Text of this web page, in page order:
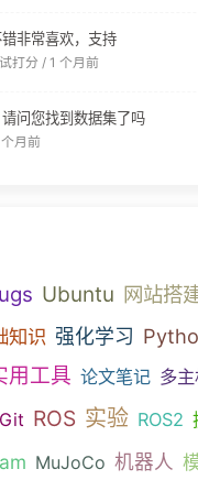
非常喜欢，支持
打分 / 1 个月前
问您找到数据集了吗
月前
Ubuntu 网站搭
知识 强化学习
用工具 论文笔记 多
Git ROS 实验 ROS2
MuJoCo 机器人